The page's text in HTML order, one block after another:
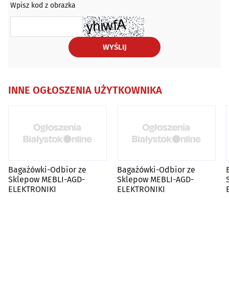
Wpisz kod z obrazka
WYŚLIJ
INNE OGŁOSZENIA UŻYTKOWNIKA
Bagażówki-Odbior ze
Sklepow MEBLI-AGD-
ELEKTRONIKI
Bagażówki-Odbior ze
Sklepow MEBLI-AGD-
ELEKTRONIKI